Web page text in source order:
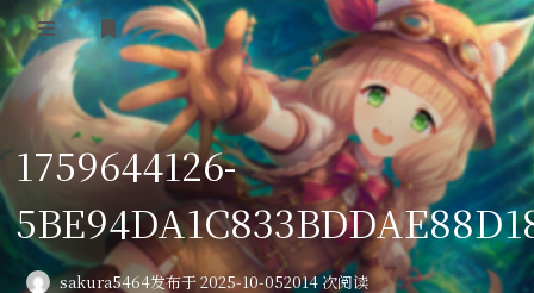
首页
VPS评测
AI绘画
教程
登录
1759644126-
sakura5464发布于 2025-10-052014 次阅读